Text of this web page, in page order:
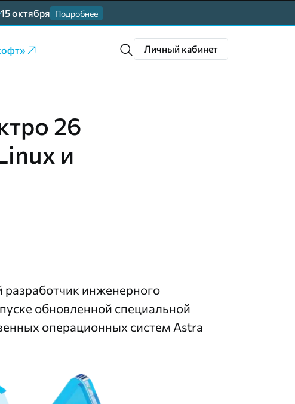
15 октября Подробнее
Личный кабинет
26
и
инженерного
обновленной специальной
операционных систем Astra